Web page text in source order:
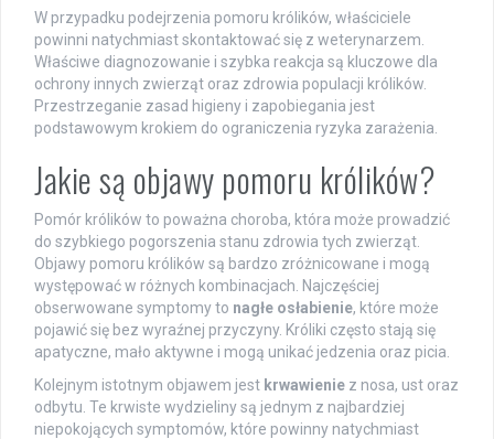
W przypadku podejrzenia pomoru królików, właściciele
powinni natychmiast skontaktować się z weterynarzem.
Właściwe diagnozowanie i szybka reakcja są kluczowe dla
ochrony innych zwierząt oraz zdrowia populacji królików.
Przestrzeganie zasad higieny i zapobiegania jest
podstawowym krokiem do ograniczenia ryzyka zarażenia.
Jakie są objawy pomoru królików?
Pomór królików to poważna choroba, która może prowadzić
do szybkiego pogorszenia stanu zdrowia tych zwierząt.
Objawy pomoru królików są bardzo zróżnicowane i mogą
występować w różnych kombinacjach. Najczęściej
obserwowane symptomy to nagłe osłabienie, które może
pojawić się bez wyraźnej przyczyny. Króliki często stają się
apatyczne, mało aktywne i mogą unikać jedzenia oraz picia.
Kolejnym istotnym objawem jest krwawienie z nosa, ust oraz
odbytu. Te krwiste wydzieliny są jednym z najbardziej
niepokojących symptomów, które powinny natychmiast